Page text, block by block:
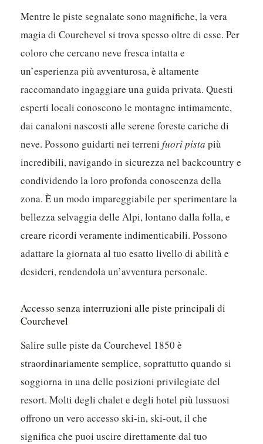
Mentre le piste segnalate sono magnifiche, la vera
magia di Courchevel si trova spesso oltre di esse. Per
coloro che cercano neve fresca intatta e
un’esperienza più avventurosa, è altamente
raccomandato ingaggiare una guida privata. Questi
esperti locali conoscono le montagne intimamente,
dai canaloni nascosti alle serene foreste cariche di
neve. Possono guidarti nei terrenifuori pista più
incredibili, navigando in sicurezza nel backcountry e
condividendo la loro profonda conoscenza della
zona. È un modo impareggiabile per sperimentare la
bellezza selvaggia delle Alpi, lontano dalla folla, e
creare ricordi veramente indimenticabili. Possono
adattare la giornata al tuo esatto livello di abilità e
desideri, rendendola un’avventura personale.
Accesso senza interruzioni alle piste principali di
Courchevel
Salire sulle piste da Courchevel 1850 è
straordinariamente semplice, soprattutto quando si
soggiorna in una delle posizioni privilegiate del
resort. Molti degli chalet e degli hotel più lussuosi
offrono un vero accesso ski-in, ski-out, il che
significa che puoi uscire direttamente dal tuo